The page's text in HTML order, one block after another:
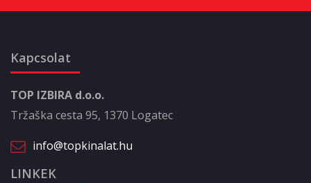
Kapcsolat
TOP IZBIRA d.o.o.
Tržaška cesta 95, 1370 Logatec
info@topkinalat.hu
LINKEK